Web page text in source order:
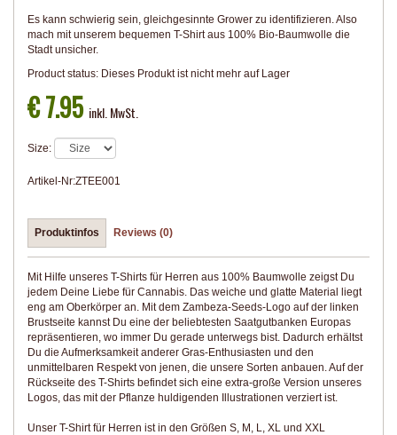
Es kann schwierig sein, gleichgesinnte Grower zu identifizieren. Also
mach mit unserem bequemen T-Shirt aus 100% Bio-Baumwolle die
Stadt unsicher.
Product status: Dieses Produkt ist nicht mehr auf Lager
€ 7.95 inkl. MwSt.
Size:
Artikel-Nr:ZTEE001
Produktinfos Reviews (0)
Mit Hilfe unseres T-Shirts für Herren aus 100% Baumwolle zeigst Du
jedem Deine Liebe für Cannabis. Das weiche und glatte Material liegt
eng am Oberkörper an. Mit dem Zambeza-Seeds-Logo auf der linken
Brustseite kannst Du eine der beliebtesten Saatgutbanken Europas
repräsentieren, wo immer Du gerade unterwegs bist. Dadurch erhältst
Du die Aufmerksamkeit anderer Gras-Enthusiasten und den
unmittelbaren Respekt von jenen, die unsere Sorten anbauen. Auf der
Rückseite des T-Shirts befindet sich eine extra-große Version unseres
Logos, das mit der Pflanze huldigenden Illustrationen verziert ist.
Unser T-Shirt für Herren ist in den Größen S, M, L, XL und XXL